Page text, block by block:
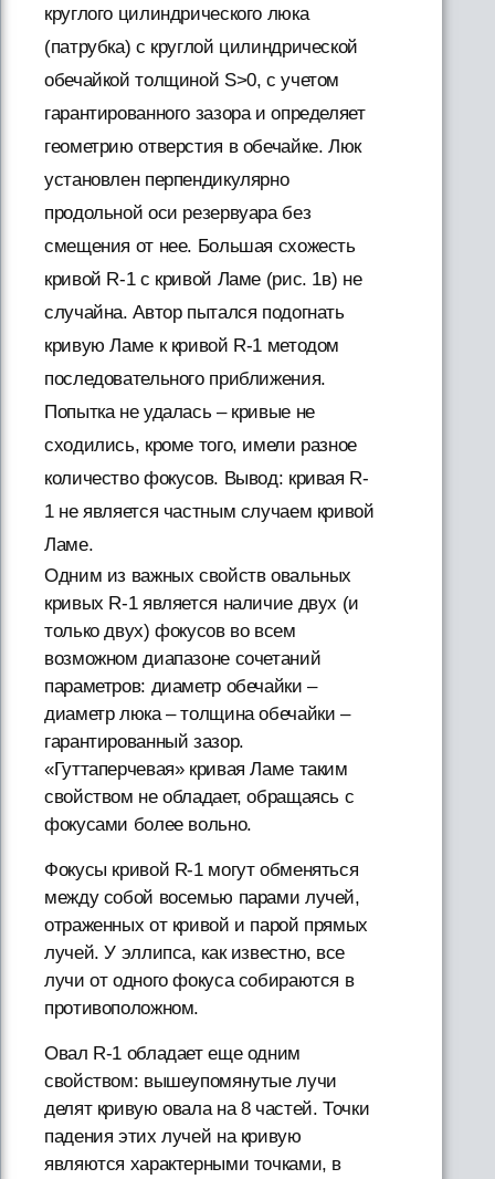
круглого цилиндрического люка
(патрубка) с круглой цилиндрической
обечайкой толщиной S>0, с учетом
гарантированного зазора и определяет
геометрию отверстия в обечайке. Люк
установлен перпендикулярно
продольной оси резервуара без
смещения от нее. Большая схожесть
кривой R-1 с кривой Ламе (рис. 1в) не
случайна. Автор пытался подогнать
кривую Ламе к кривой R-1 методом
последовательного приближения.
Попытка не удалась – кривые не
сходились, кроме того, имели разное
количество фокусов. Вывод: кривая R-
1 не является частным случаем кривой
Ламе.
Одним из важных свойств овальных
кривых R-1 является наличие двух (и
только двух) фокусов во всем
возможном диапазоне сочетаний
параметров: диаметр обечайки –
диаметр люка – толщина обечайки –
гарантированный зазор.
«Гуттаперчевая» кривая Ламе таким
свойством не обладает, обращаясь с
фокусами более вольно.
Фокусы кривой R-1 могут обменяться
между собой восемью парами лучей,
отраженных от кривой и парой прямых
лучей. У эллипса, как известно, все
лучи от одного фокуса собираются в
противоположном.
Овал R-1 обладает еще одним
свойством: вышеупомянутые лучи
делят кривую овала на 8 частей. Точки
падения этих лучей на кривую
являются характерными точками, в